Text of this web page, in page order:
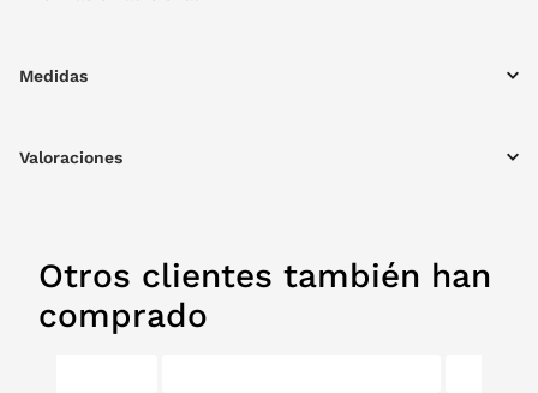
Medidas
Valoraciones
Otros clientes también han
comprado